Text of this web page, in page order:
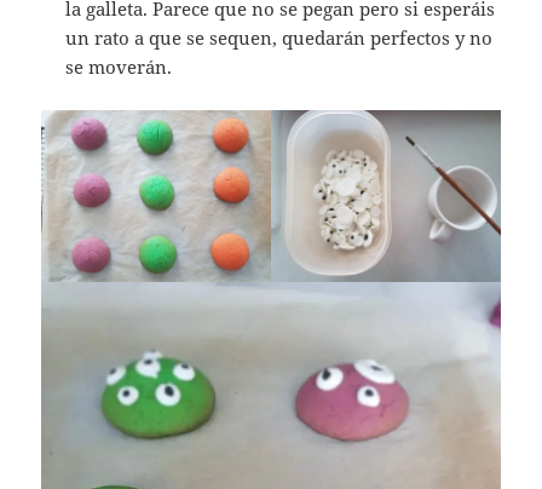
la galleta. Parece que no se pegan pero si esperáis
un rato a que se sequen, quedarán perfectos y no
se moverán.